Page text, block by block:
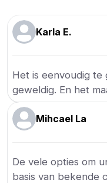
Karla E.
Het is eenvoudig te
geweldig. En het
Mihcael La
De vele opties om
basis van bekende